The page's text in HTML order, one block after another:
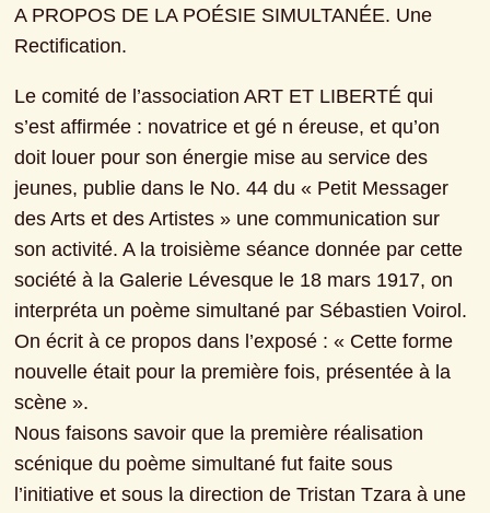
A PROPOS DE LA POÉSIE SIMULTANÉE. Une
Rectification.
Le comité de l’association ART ET LIBERTÉ qui
s’est affirmée : novatrice et gé n éreuse, et qu’on
doit louer pour son énergie mise au service des
jeunes, publie dans le No. 44 du « Petit Messager
des Arts et des Artistes » une communication sur
son activité. A la troisième séance donnée par cette
société à la Galerie Lévesque le 18 mars 1917, on
interpréta un poème simultané par Sébastien Voirol.
On écrit à ce propos dans l’exposé : « Cette forme
nouvelle était pour la première fois, présentée à la
scène ».
Nous faisons savoir que la première réalisation
scénique du poème simultané fut faite sous
l’initiative et sous la direction de Tristan Tzara à une